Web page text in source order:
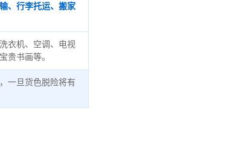
、行李托运、搬家
衣机、空调、电视
贵书画等。
一旦货色脱险将有